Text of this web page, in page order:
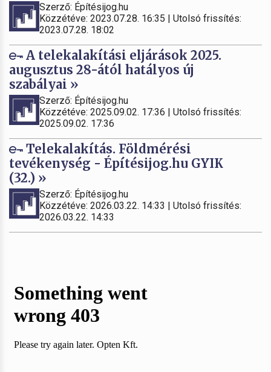
Szerző: Építésijog.hu
Közzétéve: 2023.07.28. 16:35 | Utolsó frissítés:
2023.07.28. 18:02
A telekalakítási eljárások 2025.
augusztus 28-ától hatályos új
szabályai »
Szerző: Építésijog.hu
Közzétéve: 2025.09.02. 17:36 | Utolsó frissítés:
2025.09.02. 17:36
Telekalakítás. Földmérési
tevékenység - Építésijog.hu GYIK
(32.) »
Szerző: Építésijog.hu
Közzétéve: 2026.03.22. 14:33 | Utolsó frissítés:
2026.03.22. 14:33